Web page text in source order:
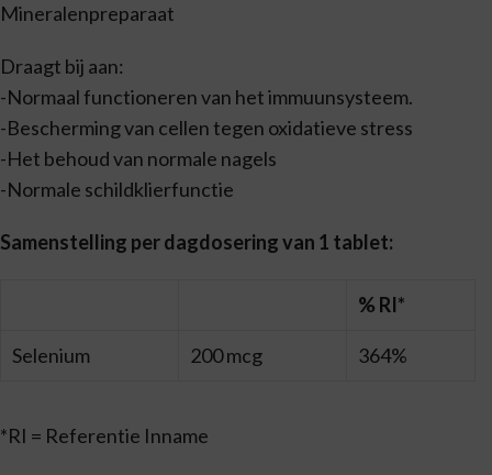
Mineralenpreparaat
Draagt bij aan:
-Normaal functioneren van het immuunsysteem.
-Bescherming van cellen tegen oxidatieve stress
-Het behoud van normale nagels
-Normale schildklierfunctie
Samenstelling per dagdosering van 1 tablet:
% RI*
Selenium 200 mcg 364%
*RI = Referentie Inname